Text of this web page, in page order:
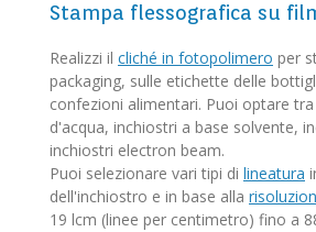
Stampa flessografica su
Realizzi il cliché in fotopolimero per
packaging, sulle etichette delle
confezioni alimentari. Puoi optare
d'acqua, inchiostri a base solvente,
inchiostri electron beam.
Puoi selezionare vari tipi di lineatura
dell'inchiostro e in base alla
19 lcm (linee per centimetro) fino a